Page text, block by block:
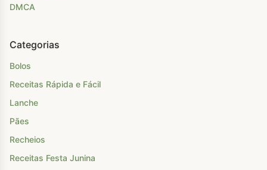
DMCA
Categorias
Bolos
Receitas Rápida e Fácil
Lanche
Pães
Recheios
Receitas Festa Junina